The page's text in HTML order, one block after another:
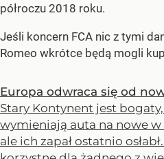
półroczu 2018 roku.
Jeśli koncern FCA nic z tymi
Romeo wkrótce będą mogli
Europa odwraca się od
Stary Kontynent jest
wymieniają auta na nowe
ale ich zapał ostatnio